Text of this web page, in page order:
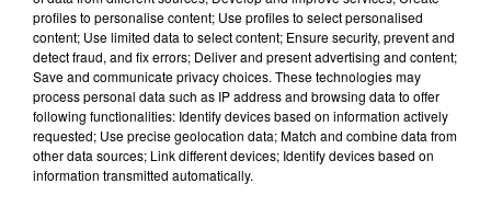
Cet élément est masqué compte-tenu du refus du
dépôt de cookies que vous avez exprimé. Si vous
souhaitez l'afficher, merci de nous donner votre accord
en cliquant sur le bouton ci-dessous.
profiles to personalise content; Use profiles to select personalised
content; Use limited data to select content; Ensure security, prevent and
detect fraud, and fix errors; Deliver and present advertising and content;
Save and communicate privacy choices. These technologies may
process personal data such as IP address and browsing data to offer
following functionalities: Identify devices based on information actively
requested; Use precise geolocation data; Match and combine data from
other data sources; Link different devices; Identify devices based on
information transmitted automatically.